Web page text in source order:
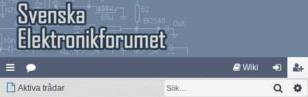
na at
Wiki
og li
Aktiva trådar Sök